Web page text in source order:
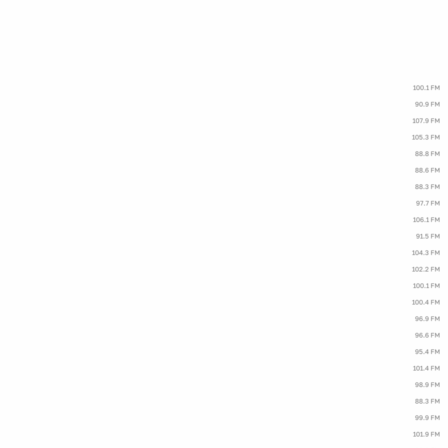
100.1 FM
90.9 FM
107.9 FM
105.3 FM
88.8 FM
88.6 FM
88.3 FM
97.7 FM
106.1 FM
91.5 FM
104.3 FM
102.2 FM
100.1 FM
100.4 FM
96.9 FM
96.6 FM
95.4 FM
101.4 FM
98.9 FM
88.3 FM
99.9 FM
101.9 FM